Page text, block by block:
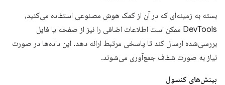
بسته به زمینه‌ای که در آن از کمک هوش مصنوعی استفاده می‌کنید،
DevTools ممکن است اطلاعات اضافی را نیز از صفحه یا فایل
بررسی‌شده ارسال کند تا پاسخی مرتبط ارائه دهد. این داده‌ها در صورت
نیاز به صورت شفاف جمع‌آوری می‌شوند.
بینش‌های کنسول